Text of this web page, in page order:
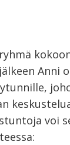
Anni
voi